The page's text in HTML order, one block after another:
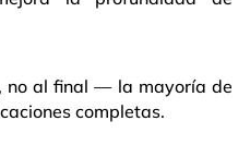
no al final — la mayoría de
completas.